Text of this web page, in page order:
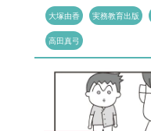
大塚由香 実務教育出版
高田真弓